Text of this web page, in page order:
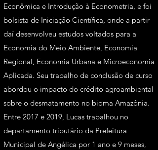
Econômica e Introdução à Econometria, e foi
bolsista de Iniciação Científica, onde a partir
daí desenvolveu estudos voltados para a
Economia do Meio Ambiente, Economia
Regional, Economia Urbana e Microeconomia
Aplicada. Seu trabalho de conclusão de curso
abordou o impacto do crédito agroambiental
sobre o desmatamento no bioma Amazônia.
Entre 2017 e 2019, Lucas trabalhou no
departamento tributário da Prefeitura
Municipal de Angélica por 1 ano e 9 meses,